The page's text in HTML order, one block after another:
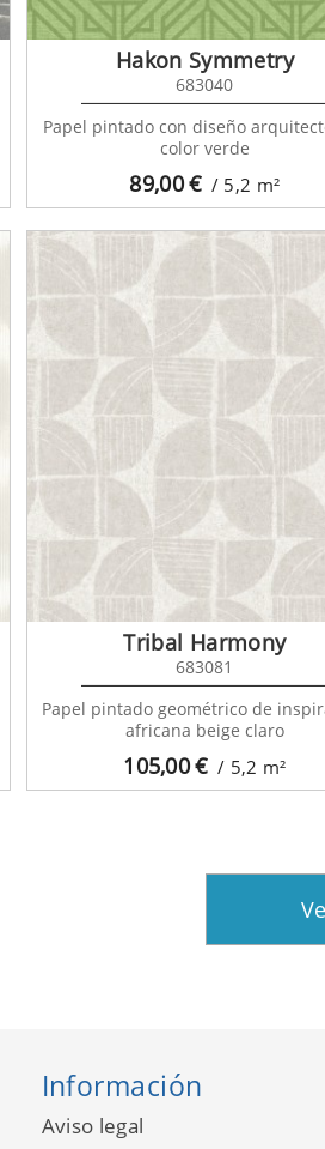
89,00€ / 5,2 m²
Hakon Symmetry
683040
Papel pintado con diseño
color verde
105,00€ / 5,2 m²
Tribal Harmony
683081
Papel pintado geométrico de
africana beige claro
Información
Aviso legal